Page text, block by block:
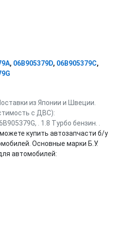
, 06B905379D, 06B905379C,
из Японии и Швеции.
с ДВС):
. 1.8 Турбо бензин. .
купить автозапчасти б/у
Основные марки Б.У.
автомобилей: